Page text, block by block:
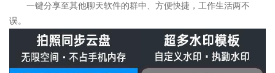
一键分享至其他聊天软件的群中、方便快捷，工作生活两不
误。